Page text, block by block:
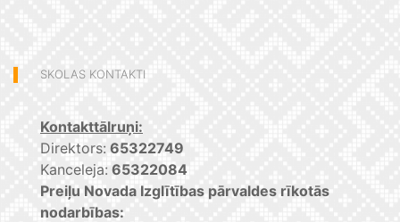
SKOLAS KONTAKTI
Kontakttālruņi:
Direktors: 65322749
Kanceleja: 65322084
Preiļu Novada Izglītības pārvaldes rīkotās
nodarbības: